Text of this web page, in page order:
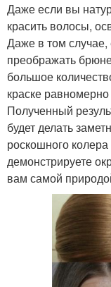
Даже если вы
красить волосы,
Даже в том случае,
преображать
большое
краске
Полученный
будет делать
роскошного
демонстрируете
вам самой